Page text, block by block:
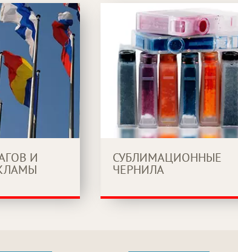
И СУБЛИМАЦИОННЫЕ
ЧЕРНИЛА